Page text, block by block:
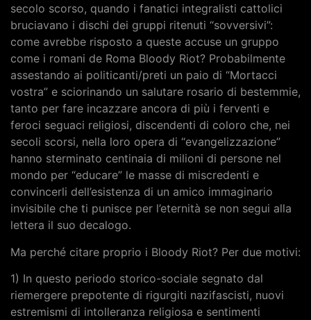
secolo scorso, quando i fanatici integralisti cattolici
bruciavano i dischi dei gruppi ritenuti “sovversivi”:
come avrebbe risposto a queste accuse un gruppo
come i romani de Roma Bloody Riot? Probabilmente
assestando ai politicanti/preti un paio di “Mortacci
vostra” e sciorinando un salutare rosario di bestemmie,
tanto per fare incazzare ancora di più i ferventi e
feroci seguaci religiosi, discendenti di coloro che, nei
secoli scorsi, nella loro opera di “evangelizzazione”
hanno sterminato centinaia di milioni di persone nel
mondo per “educare” le masse di miscredenti e
convincerli dell’esistenza di un amico immaginario
invisibile che ti punisce per l’eternità se non segui alla
lettera il suo decalogo.
Ma perché citare proprio i Bloody Riot? Per due motivi:
1) In questo periodo storico-sociale segnato dal
riemergere prepotente di rigurgiti nazifascisti, nuovi
estremismi di intolleranza religiosa e sentimenti